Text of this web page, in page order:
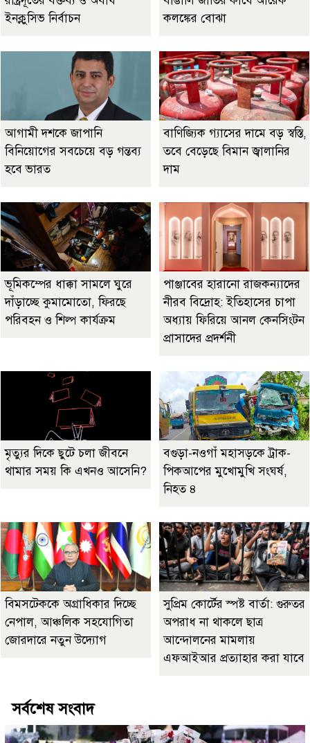
ইনক্লুসিভ নির্বাচন
কলঙ্কের বোঝা
আগামী দশকে জাপানি
বিনিয়োগের সবচেয়ে বড় গন্তব্য
হবে ভারত
বাণিজ্যিক গ্যাসের দামে বড় স্বস্তি,
তবে বেড়েছে বিমান জ্বালানির
দাম
ভূমিকম্পের ধাক্কা সামলে ঘুরে
দাঁড়াচ্ছে কুমামোতো, ফিরছে
পরিবহন ও শিল্প কার্যক্রম
পাঞ্জাবের হারানো রাজকন্যাদের
নীরব বিদ্রোহ: ইতিহাসের চাপা
অধ্যায় ফিরিয়ে আনল কেনসিংটন
প্রাসাদের প্রদর্শনী
মৃত্যুর দিকে ছুটে চলা জীবনে
থামার সময় কি এখনও আসেনি?
বগুড়া-নওগাঁ মহাসড়কে ট্রাক-
পিকআপের মুখোমুখি সংঘর্ষ,
নিহত ৪
বিমসটেককে অগ্রাধিকার দিচ্ছে
নেপাল, আঞ্চলিক সহযোগিতা
জোরদারে নতুন উদ্যোগ
সুপ্রিম কোর্টের স্পষ্ট বার্তা: গুরুতর
অপরাধ না থাকলে ছাত্র
আন্দোলনের মামলায়
এফআইআর প্রত্যাহার করা যাবে
সর্বশেষ সংবাদ